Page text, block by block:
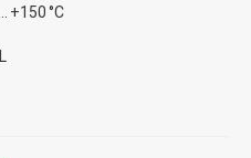
+150 °C